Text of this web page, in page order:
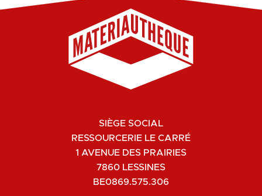
SIÈGE SOCIAL
RESSOURCERIE LE CARRÉ
1 AVENUE DES PRAIRIES
7860 LESSINES
BE0869.575.306